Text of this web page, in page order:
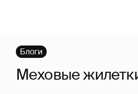
Блоги
Меховые